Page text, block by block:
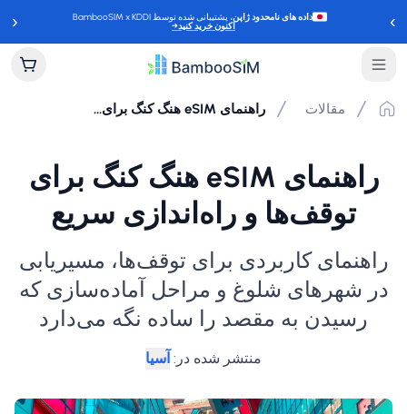
‹ داده های نامحدود ژاپن، پشتیبانی شده توسط BambooSIM x KDDI
اکنون خرید کنید→ ›
مقالات راهنمای eSIM هنگ کنگ برای توقف‌ها و راه‌اندازی سریع
راهنمای eSIM هنگ کنگ برای
توقف‌ها و راه‌اندازی سریع
راهنمای کاربردی برای توقف‌ها، مسیریابی
در شهرهای شلوغ و مراحل آماده‌سازی که
رسیدن به مقصد را ساده نگه می‌دارد
منتشر شده در : آسیا